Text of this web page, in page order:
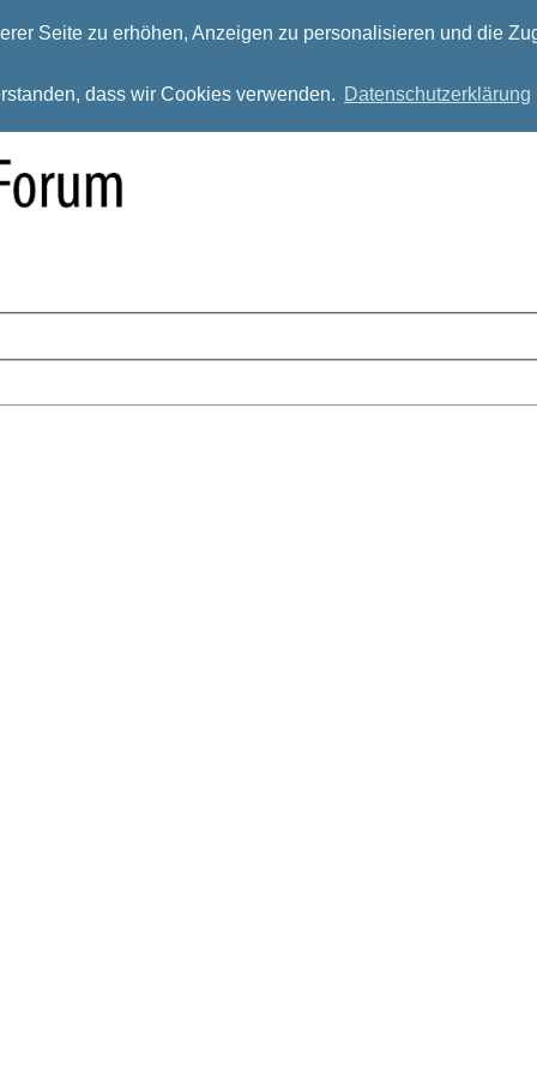
Seite zu erhöhen, Anzeigen zu personalisieren und die
dass wir Cookies verwenden. Datenschutzerklärung